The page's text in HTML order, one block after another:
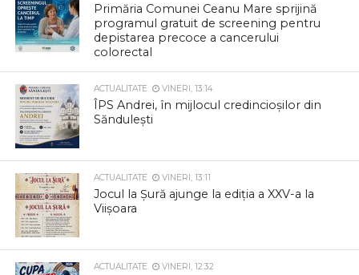
Primăria Comunei Ceanu Mare sprijină
programul gratuit de screening pentru
depistarea precoce a cancerului
colorectal
ACTUALITATE VINERI, 13:14
ÎPS Andrei, în mijlocul credincioșilor din
Săndulești
ACTUALITATE VINERI, 13:11
Jocul la Șură ajunge la ediția a XXV-a la
Viișoara
ACTUALITATE VINERI, 12:32